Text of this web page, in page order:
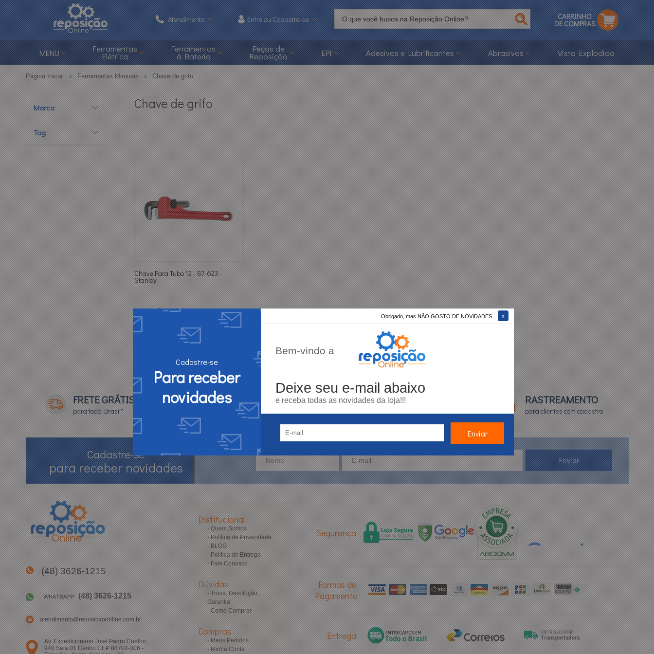
Obrigado, mas NÃO GOSTO DE NOVIDADES
Cadastre-se
Para receber
novidades
Bem-vindo a
Deixe seu e-mail abaixo
e receba todas as novidades da loja!!!
Atendimento
(48) 3626-1215
(48) 3626-1215
atendimento@reposicaoonline.com.br
Central de Ajuda
Entre ou Cadastre-se CARRINHO
DE COMPRAS
MENU Ferramentas
Elétrica
Ferramentas
à Bateria
Peças de
Reposição EPI Adesivos e Lubrificantes Abrasivos Vista Explodida
Página Inicial Ferramentas Manuais Chave de grifo
Marca
Tag
Chave de grifo
Chave Para Tubo 12 - 87-623 -
Stanley
Produto Indisponível
Avise-me quando chegar
FRETE GRÁTIS
para todo Brasil*
3X SEM JUROS
parcela mínima R$ 50,00
10% DESCONTO* RASTREAMENTO
para clientes com cadastro
Cadastre-se
para receber novidades
(48) 3626-1215
(48) 3626-1215
atendimento@reposicaoonline.com.br
Av. Expedicionário José Pedro Coelho,
940 Sala 01 Centro CEP 88704-306 -
Institucional
Quem Somos
Política de Privacidade
BLOG
Política de Entrega
Fale Conosco
Dúvidas
Troca, Devolução,
Garantia
Como Comprar
Compras
Meus Pedidos
Minha Conta
Segurança
Formas de
Pagamento
Entrega